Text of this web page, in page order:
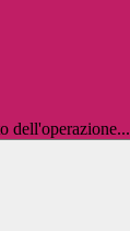
dell'operazione...